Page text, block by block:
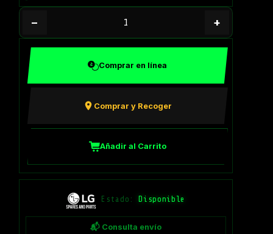
− +
Comprar en línea
Comprar y Recoger
Añadir al Carrito
Estado: Disponible
📬 Consulta envío